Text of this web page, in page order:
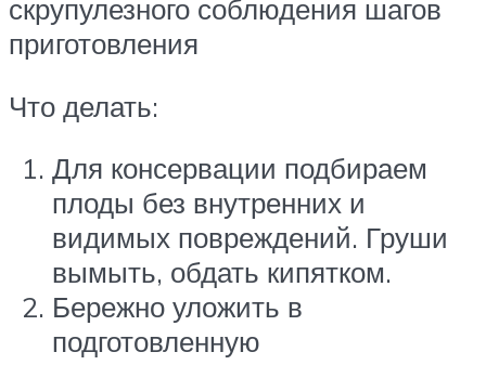
скрупулезного соблюдения шагов
приготовления
Что делать:
Для консервации подбираем
плоды без внутренних и
видимых повреждений. Груши
вымыть, обдать кипятком.
Бережно уложить в
подготовленную